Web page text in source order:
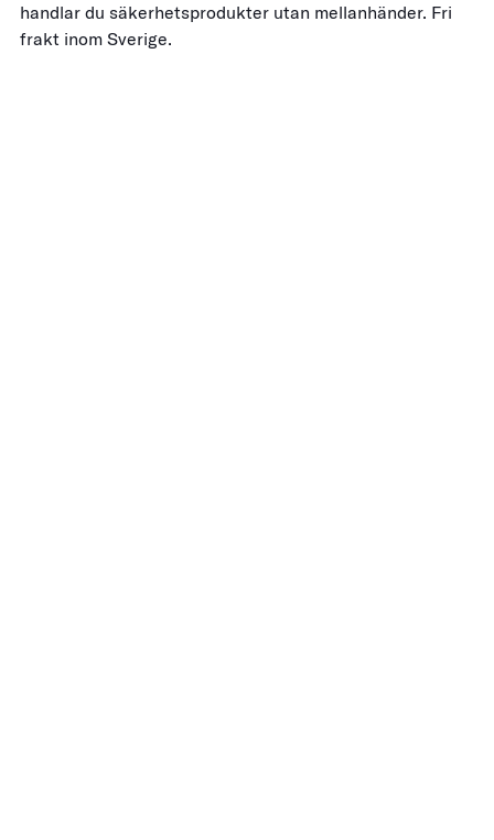
handlar du säkerhetsprodukter utan mellanhänder. Fri
frakt inom Sverige.